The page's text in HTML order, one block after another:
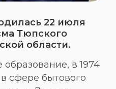
22 июля
Тюпского
области.
в 1974
сфере бытового